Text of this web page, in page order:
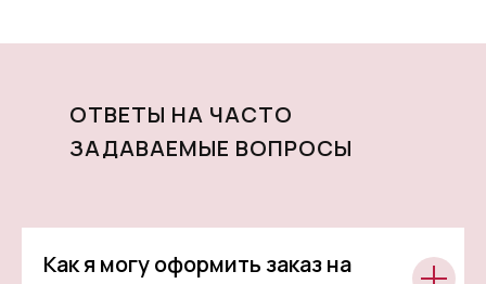
ОТВЕТЫ НА ЧАСТО
ЗАДАВАЕМЫЕ ВОПРОСЫ
Как я могу оформить заказ на